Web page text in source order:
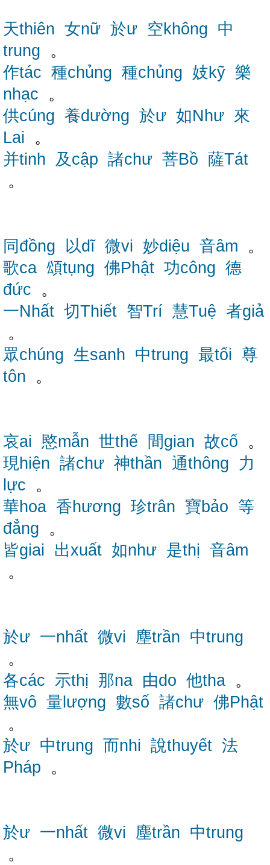
天thiên 女nữ 於ư 空không 中
trung 。
作tác 種chủng 種chủng 妓kỹ 樂
nhạc 。
供cúng 養dường 於ư 如Như 來
Lai 。
并tinh 及cập 諸chư 菩Bồ 薩Tát
。
同đồng 以dĩ 微vi 妙diệu 音âm 。
歌ca 頌tụng 佛Phật 功công 德
đức 。
一Nhất 切Thiết 智Trí 慧Tuệ 者giả
。
眾chúng 生sanh 中trung 最tối 尊
tôn 。
哀ai 愍mẫn 世thế 間gian 故cố 。
現hiện 諸chư 神thần 通thông
力
lực 。
華hoa 香hương 珍trân 寶bảo 等
đẳng 。
皆giai 出xuất 如như 是thị 音âm
。
於ư 一nhất 微vi 塵trần 中trung
。
各các 示thị 那na 由do 他tha 。
無vô 量lượng 數số 諸chư 佛Phật
。
於ư 中trung 而nhi 說thuyết 法
Pháp 。
於ư 一nhất 微vi 塵trần 中trung
。